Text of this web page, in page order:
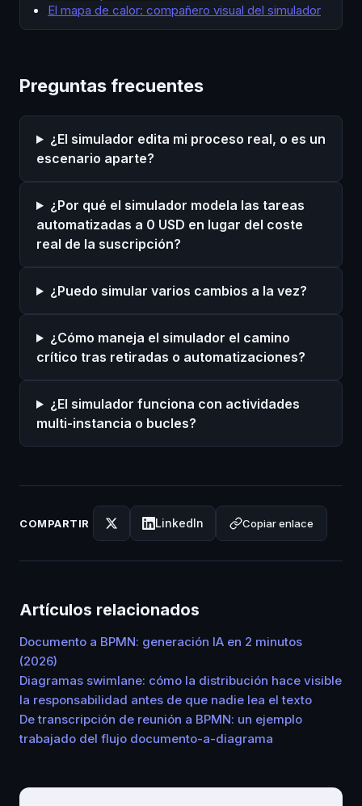
El mapa de calor: compañero visual del simulador
Preguntas frecuentes
¿El simulador edita mi proceso real, o es un
escenario aparte?
¿Por qué el simulador modela las tareas
automatizadas a 0 USD en lugar del coste
real de la suscripción?
¿Puedo simular varios cambios a la vez?
¿Cómo maneja el simulador el camino
crítico tras retiradas o automatizaciones?
¿El simulador funciona con actividades
multi-instancia o bucles?
COMPARTIR LinkedIn Copiar enlace
Artículos relacionados
Documento a BPMN: generación IA en 2 minutos
(2026)
Diagramas swimlane: cómo la distribución hace visible
la responsabilidad antes de que nadie lea el texto
De transcripción de reunión a BPMN: un ejemplo
trabajado del flujo documento-a-diagrama